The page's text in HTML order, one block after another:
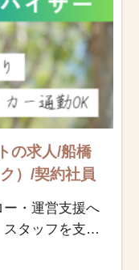
の求人/船橋
）/契約社員
・運営支援へ
タッフを支え